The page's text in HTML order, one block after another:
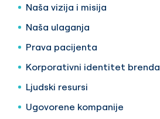
Naša vizija i misija
Naša ulaganja
Prava pacijenta
Korporativni identitet brenda
Ljudski resursi
Ugovorene kompanije